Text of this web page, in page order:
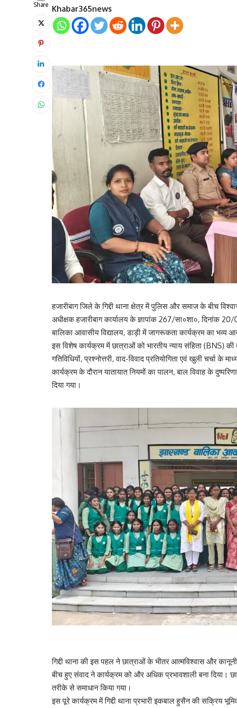
Share Khabar365news
हजारीबाग जिले के गिद्दी थाना क्षेत्र में पुलिस और समाज के बीच
अधीक्षक हजारीबाग कार्यालय के ज्ञापांक 267/सा०शा०, दिनांक
बालिका आवासीय विद्यालय, डाड़ी में जागरूकता कार्यक्रम का भव्य
इस विशेष कार्यक्रम में छात्राओं को भारतीय न्याय संहिता (BNS)
गतिविधियों, प्रश्नोत्तरी, वाद-विवाद प्रतियोगिता एवं खुली चर्चा
कार्यक्रम के दौरान यातायात नियमों का पालन, बाल विवाह के
दिया गया।
गिद्दी थाना की इस पहल ने छात्राओं के भीतर आत्मविश्वास और
बीच हुए संवाद ने कार्यक्रम को और अधिक प्रभावशाली बना दिया।
तरीके से समाधान किया गया।
इस पूरे कार्यक्रम में गिद्दी थाना प्रभारी इकबाल हुसैन की सक्रिय